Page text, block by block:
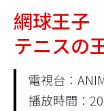
網球王子
テニスの
電視台：
播放時間：